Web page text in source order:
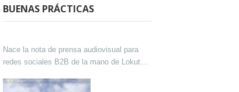
BUENAS PRÁCTICAS
Nace la nota de prensa audiovisual para
redes sociales B2B de la mano de Lokutor